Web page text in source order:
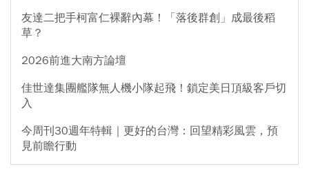
友達二把手柯富仁裸辭內幕！「落後群創」成最後稻
草？
2026前進大南方論壇
佳世達集團艦隊無人機小隊起飛！鎖定美日頂級客戶切
入
今周刊30週年特輯｜更好的台灣：回望精彩風雲，預
見前瞻行動